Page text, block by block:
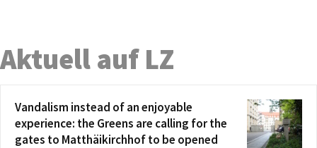
Aktuell auf LZ
Vandalism instead of an enjoyable
experience: the Greens are calling for the
gates to Matthäikirchhof to be opened